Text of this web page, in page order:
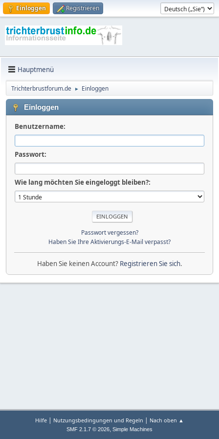
Einloggen Registrieren
Hauptmenü
Trichterbrustforum.de ► Einloggen
Einloggen
Benutzername:
Passwort:
Wie lang möchten Sie eingeloggt bleiben?:
Passwort vergessen?
Haben Sie Ihre Aktivierungs-E-Mail verpasst?
Haben Sie keinen Account? Registrieren Sie sich.
Hilfe | Nutzungsbedingungen und Regeln | Nach oben ▲
SMF 2.1.7 © 2026, Simple Machines